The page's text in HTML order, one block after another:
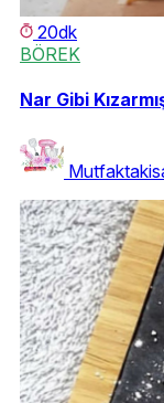
20dk
BÖREK
Nar Gibi